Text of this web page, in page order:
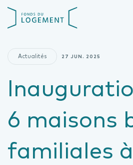
contenu
Actualités 27 JUN. 2025
6 maisons
familiales à